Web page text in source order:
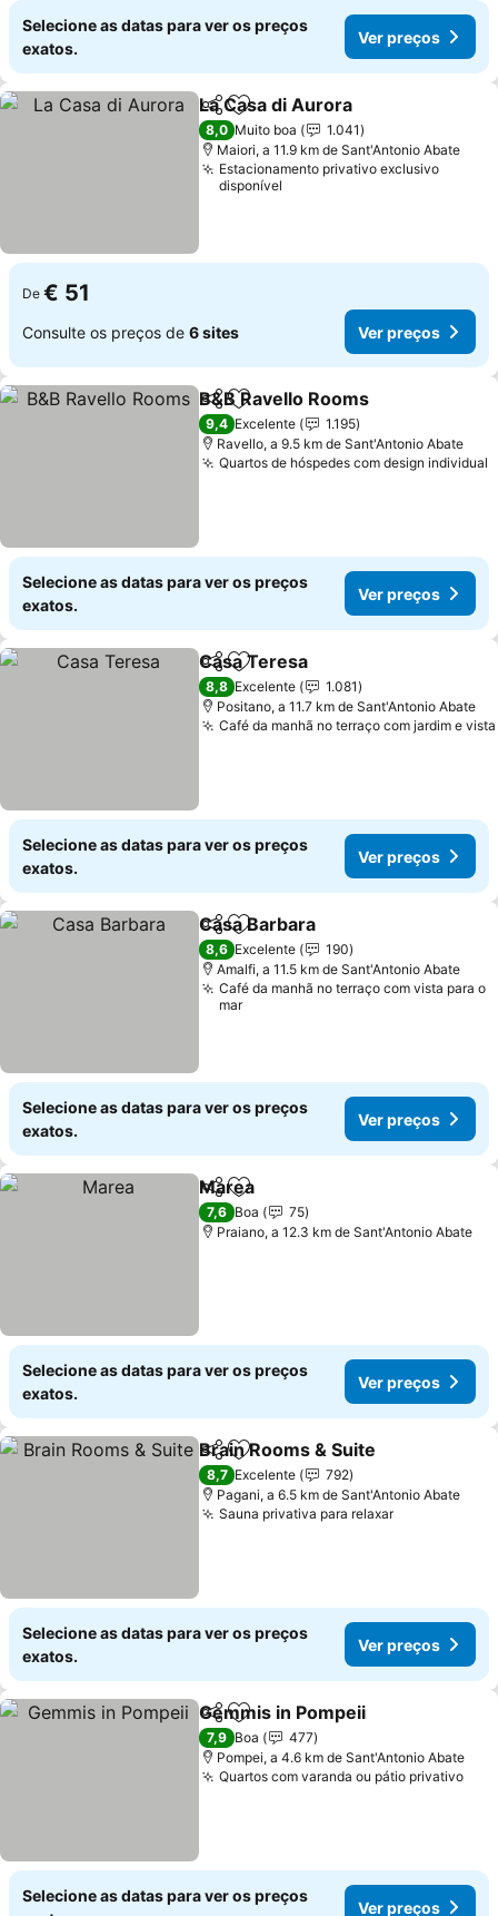
Selecione as datas para ver os preços
exatos.
Ver preços
PartilharAdicionar aos favoritos
La Casa di Aurora
8,0 Muito boa
1.041
Maiori, a 11.9 km de Sant'Antonio Abate
Estacionamento privativo exclusivo
disponível
De € 51
Consulte os preços de 6 sites Ver preços
PartilharAdicionar aos favoritos
B&B Ravello Rooms
9,4 Excelente
1.195
Ravello, a 9.5 km de Sant'Antonio Abate
Quartos de hóspedes com design individual
Selecione as datas para ver os preços
exatos.
Ver preços
PartilharAdicionar aos favoritos
Casa Teresa
8,8 Excelente
1.081
Positano, a 11.7 km de Sant'Antonio Abate
Café da manhã no terraço com jardim e vista
Selecione as datas para ver os preços
exatos.
Ver preços
PartilharAdicionar aos favoritos
Casa Barbara
8,6 Excelente
190
Amalfi, a 11.5 km de Sant'Antonio Abate
Café da manhã no terraço com vista para o
mar
Selecione as datas para ver os preços
exatos.
Ver preços
PartilharAdicionar aos favoritos
Marea
7,6 Boa
75
Praiano, a 12.3 km de Sant'Antonio Abate
Selecione as datas para ver os preços
exatos.
Ver preços
PartilharAdicionar aos favoritos
Brain Rooms & Suite
8,7 Excelente
792
Pagani, a 6.5 km de Sant'Antonio Abate
Sauna privativa para relaxar
Selecione as datas para ver os preços
exatos.
Ver preços
PartilharAdicionar aos favoritos
Gemmis in Pompeii
7,9 Boa
477
Pompei, a 4.6 km de Sant'Antonio Abate
Quartos com varanda ou pátio privativo
Selecione as datas para ver os preços
Ver preços